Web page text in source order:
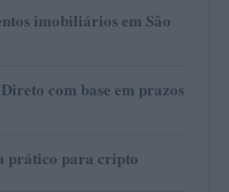
imobiliários em São
com base em prazos
prático para cripto